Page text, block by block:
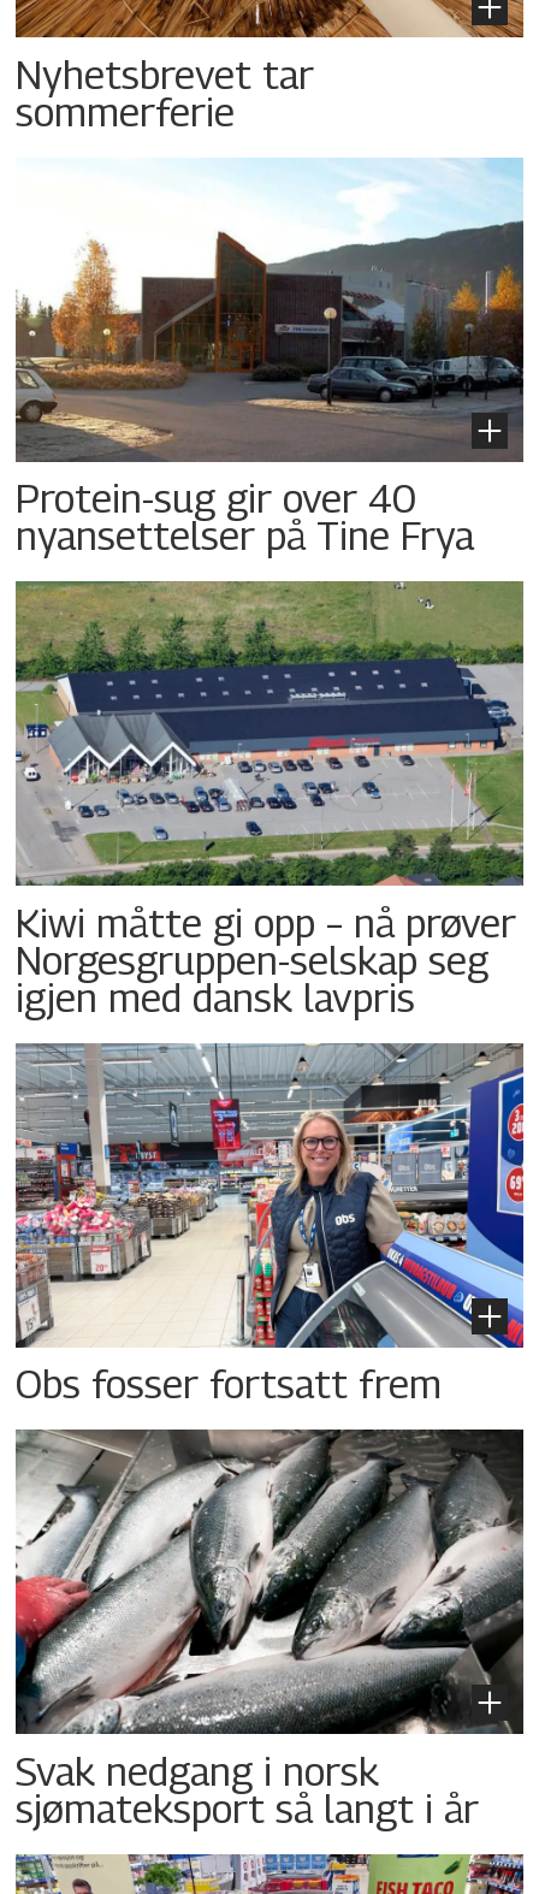
Nyhetsbrevet tar
sommerferie
Protein-sug gir over 40
nyansettelser på Tine Frya
Kiwi måtte gi opp – nå prøver
Norgesgruppen-selskap seg
igjen med dansk lavpris
Obs fosser fortsatt frem
Svak nedgang i norsk
sjømateksport så langt i år